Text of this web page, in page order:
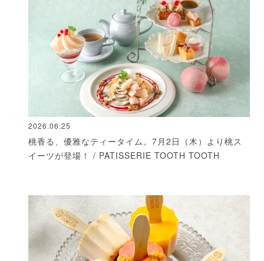
2026.06.25
桃香る、優雅なティータイム。7月2日（木）より桃ス
イーツが登場！ / PATISSERIE TOOTH TOOTH